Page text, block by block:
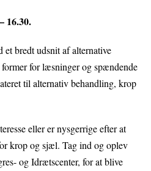
16.30.
et bredt udsnit af alternative
for læsninger og spændende
til alternativ behandling, krop
eller er nysgerrige efter at
krop og sjæl. Tag ind og oplev
og Idrætscenter, for at blive